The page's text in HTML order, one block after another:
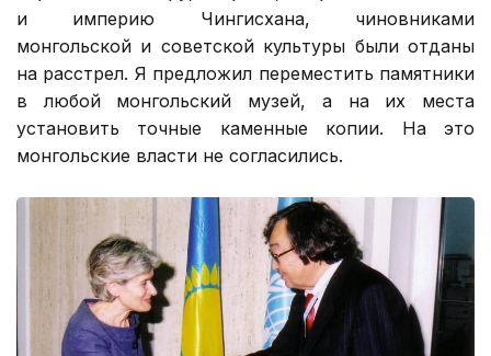
и империю Чингисхана, чиновниками
монгольской и советской культуры были отданы
на расстрел. Я предложил переместить памятники
в любой монгольский музей, а на их места
установить точные каменные копии. На это
монгольские власти не согласились.